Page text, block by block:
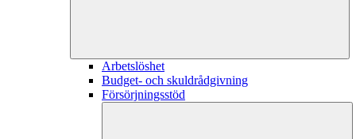
Arbetslöshet
Budget- och skuldrådgivning
Försörjningsstöd